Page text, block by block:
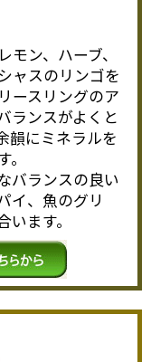
ン、ハーブ、
ャスのリンゴを
ースリングのア
ランスがよくと
韻にミネラルを
バランスの良い
イ、魚のグリ
ます。